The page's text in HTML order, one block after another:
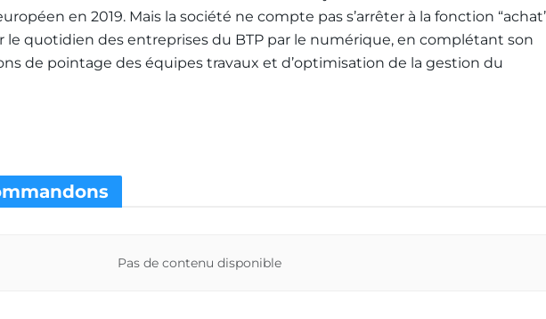
en 2019. Mais la société ne compte pas s’arrêter à la fonction
le quotidien des entreprises du BTP par le numérique, en complétant son
de pointage des équipes travaux et d’optimisation de la gestion du
Pas de contenu disponible